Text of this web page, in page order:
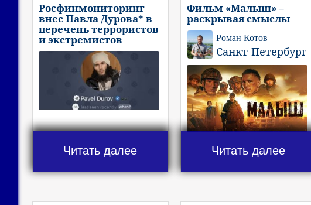
Росфинмониторинг
внес Павла Дурова* в
перечень террористов
и экстремистов
Читать далее
Фильм «Малыш» –
раскрывая смыслы
Роман Котов
Санкт-Петербург
Читать далее